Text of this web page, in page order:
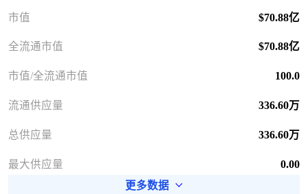
市值 $70.88亿
全流通市值 $70.88亿
市值/全流通市值 100.0
流通供应量 336.60万
总供应量 336.60万
最大供应量
0.00
更多数据